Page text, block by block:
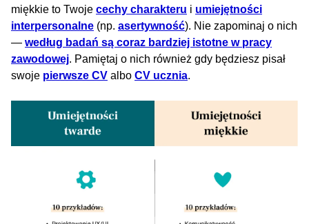
miękkie to Twoje cechy charakteru i umiejętności
interpersonalne (np. asertywność). Nie zapominaj o nich
— według badań są coraz bardziej istotne w pracy
zawodowej. Pamiętaj o nich również gdy będziesz pisał
swoje pierwsze CV albo CV ucznia.